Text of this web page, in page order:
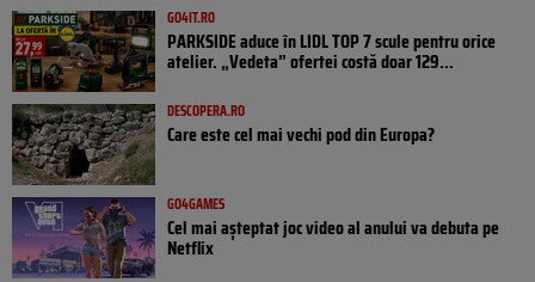
GO4IT.RO
PARKSIDE aduce în LIDL TOP 7 scule pentru orice
atelier. „Vedeta” ofertei costă doar 129...
DESCOPERA.RO
Care este cel mai vechi pod din Europa?
GO4GAMES
Cel mai așteptat joc video al anului va debuta pe
Netflix